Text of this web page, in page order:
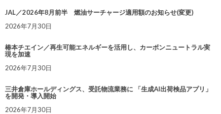
JAL／2026年8月前半 燃油サーチャージ適用額のお知らせ(変更)
2026年7月30日
椿本チエイン／再生可能エネルギーを活用し、カーボンニュートラル実
現を加速
2026年7月30日
三井倉庫ホールディングス、受託物流業務に 「生成AI出荷検品アプリ」
を開発・導入開始
2026年7月30日